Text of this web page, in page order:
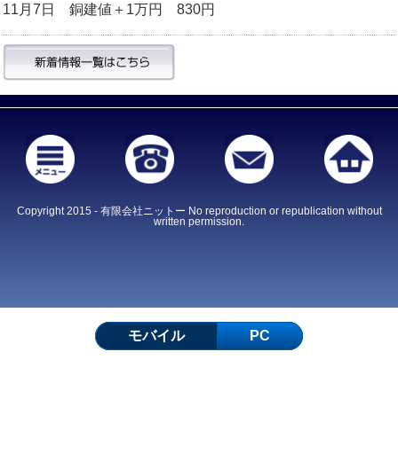
11月7日 銅建値＋1万円 830円
Copyright 2015 - 有限会社ニットー No reproduction or republication without
written permission.
モバイル PC